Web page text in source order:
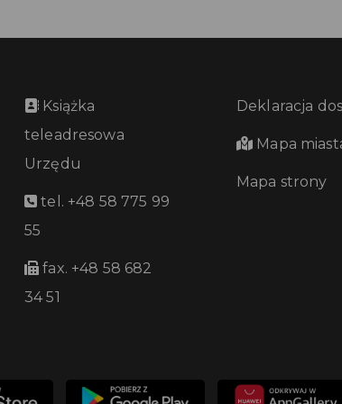
Książka
teleadresowa
Urzędu
tel. +48 58 775 99
55
fax. +48 58 682
34 51
Deklaracja
Mapa
Mapa strony